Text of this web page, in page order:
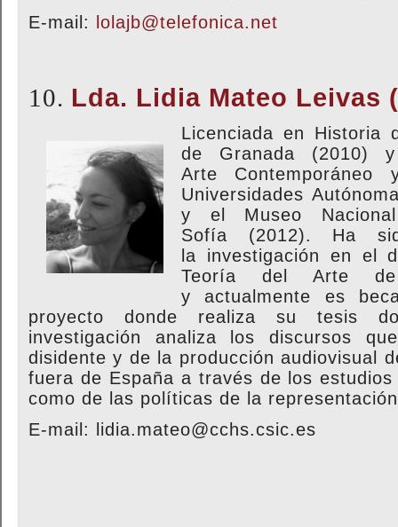
E-mail:
lolajb@telefonica.net
10. Lda. Lidia Mateo Leivas
Licenciada en Historia
de Granada (2010)
Arte
Universidades
y el Museo
Sofía (2012). Ha
la investigación en el
Teoría del Arte
yactualmente es
proyecto donde realiza su tesis
investigación analiza los discursos
disidente y de la producción audiovisual
fuera de España a través de los
como de las políticas de la
E-mail: lidia.mateo@cchs.csic.es